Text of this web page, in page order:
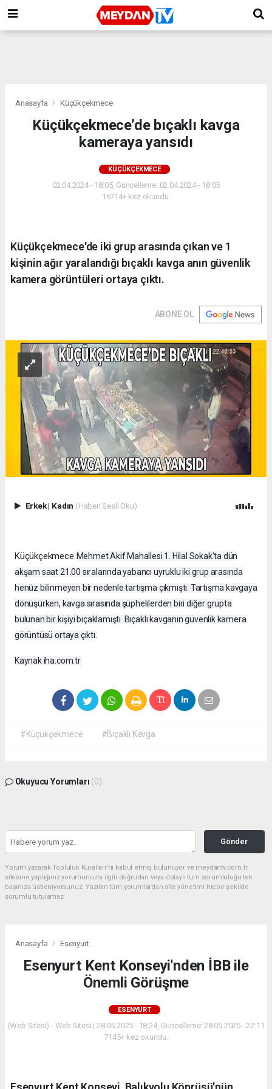
Anasayfa Küçükçekmece
Küçükçekmece’de bıçaklı kavga
kameraya yansıdı
KÜÇÜKÇEKMECE
02.04.2024 - 18:05, Güncelleme: 02.04.2024 - 18:05
16714+ kez okundu.
Küçükçekmece'de iki grup arasında çıkan ve 1
kişinin ağır yaralandığı bıçaklı kavga anın güvenlik
kamera görüntüleri ortaya çıktı.
ABONE OL
Erkek| Kadın (Haberi Sesli Oku)
Küçükçekmece Mehmet Akif Mahallesi 1. Hilal Sokak'ta dün
akşam saat 21.00 sıralarında yabancı uyruklu iki grup arasında
henüz bilinmeyen bir nedenle tartışma çıkmıştı. Tartışma kavgaya
dönüşürken, kavga sırasında şüphelilerden biri diğer grupta
bulunan bir kişiyi bıçaklamıştı. Bıçaklı kavganın güvenlik kamera
görüntüsü ortaya çıktı.
Kaynak iha.com.tr
#Küçükçekmece #Bıçaklı Kavga
Okuyucu Yorumları (0)
Gönder
Yorum yazarak Topluluk Kuralları’nı kabul etmiş bulunuyor ve meydantv.com.tr
sitesine yaptığınız yorumunuzla ilgili doğrudan veya dolaylı tüm sorumluluğu tek
başınıza üstleniyorsunuz. Yazılan tüm yorumlardan site yönetimi hiçbir şekilde
sorumlu tutulamaz.
Anasayfa Esenyurt
Esenyurt Kent Konseyi'nden İBB ile
Önemli Görüşme
ESENYURT
(Web Sitesi) - Web Sitesi | 28.05.2025 - 18:24, Güncelleme: 28.05.2025 - 22:11
7145+ kez okundu.